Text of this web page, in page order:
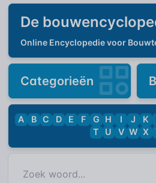
De
Online Encyclopedie voor
Categorieën
A B C D E F G H I J K
T
U V W X